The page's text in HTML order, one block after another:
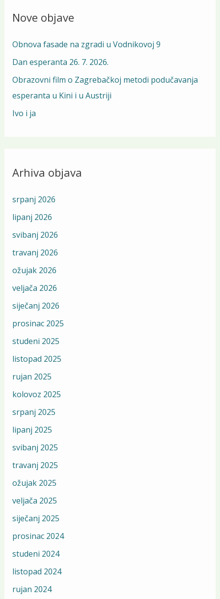
c
f
o
r
:
Nove objave
Obnova fasade na zgradi u Vodnikovoj 9
Dan esperanta 26. 7. 2026.
Obrazovni film o Zagrebačkoj metodi podučavanja
esperanta u Kini i u Austriji
Ivo i ja
Arhiva objava
srpanj 2026
lipanj 2026
svibanj 2026
travanj 2026
ožujak 2026
veljača 2026
siječanj 2026
prosinac 2025
studeni 2025
listopad 2025
rujan 2025
kolovoz 2025
srpanj 2025
lipanj 2025
svibanj 2025
travanj 2025
ožujak 2025
veljača 2025
siječanj 2025
prosinac 2024
studeni 2024
listopad 2024
rujan 2024